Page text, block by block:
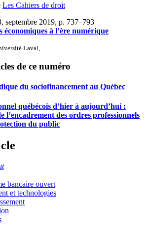
Les Cahiers de droit
septembre 2019, p. 737–793
économiques à l’ère numérique
Laval,
de ce numéro
du sociofinancement au Québec
québécois d’hier à aujourd’hui :
l’encadrement des ordres professionnels
du public
bancaire ouvert
et technologies